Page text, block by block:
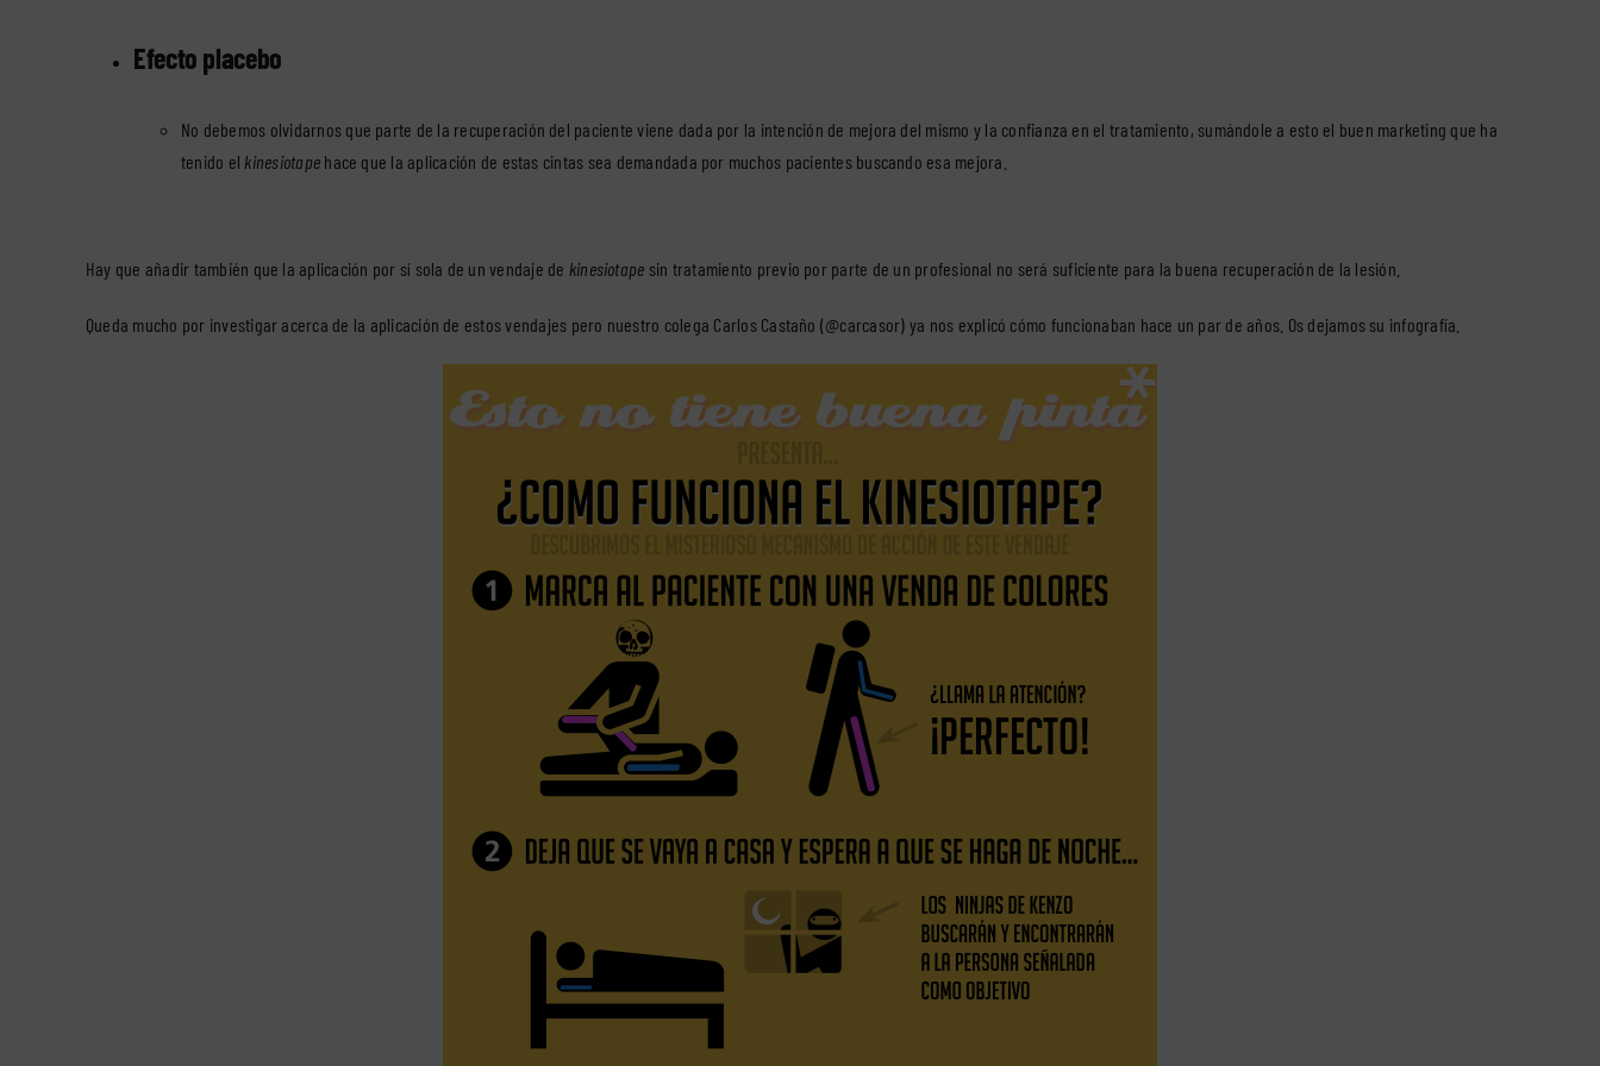
Efecto placebo
No debemos olvidarnos que parte de la recuperación del paciente viene dada por la intención de mejora del mismo y la confianza en el tratamiento, sumándole a esto el buen marketing que ha
tenido el kinesiotape hace que la aplicación de estas cintas sea demandada por muchos pacientes buscando esa mejora.
Hay que añadir también que la aplicación por sí sola de un vendaje de kinesiotape sin tratamiento previo por parte de un profesional no será suficiente para la buena recuperación de la lesión.
Queda mucho por investigar acerca de la aplicación de estos vendajes pero nuestro colega Carlos Castaño (@carcasor) ya nos explicó cómo funcionaban hace un par de años. Os dejamos su infografía.